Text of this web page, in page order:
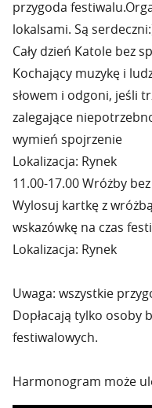
przygoda
lokalsami. Są
Cały dzień Katole bez
Kochający muzykę i
słowem i odgoni, jeśli
zalegające
wymień spojrzenie
Lokalizacja: Rynek
11.00-17.00 Wróżby
Wylosuj kartkę z
wskazówkę na czas
Lokalizacja: Rynek
Uwaga: wszystkie
Dopłacają tylko osoby
festiwalowych.
Harmonogram może